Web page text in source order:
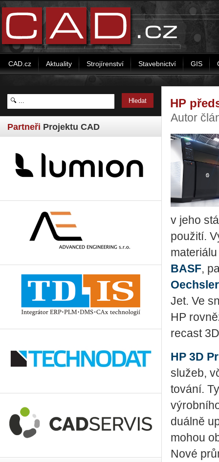
CAD.cz Aktuality Strojírenství Stavebnictví GIS
Partneři Projektu CAD
HP
Autor
v jeho
po­u­ži­tí.
BASF,
Oech­sler
Jet. Ve
HP
re­cast
HP 3D
slu­žeb,
to­vá­ní.
du­ál­ně
mo­hou
Nové